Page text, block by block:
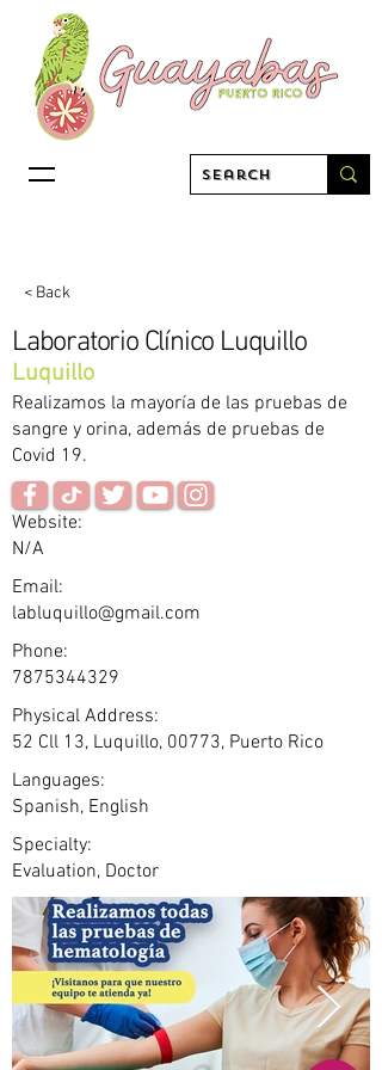
< Back
Laboratorio Clínico Luquillo
Luquillo
Realizamos la mayoría de las pruebas de
sangre y orina, además de pruebas de
Covid 19.
Website:
N/A
Email:
labluquillo@gmail.com
Phone:
7875344329
Physical Address:
52 Cll 13, Luquillo, 00773, Puerto Rico
Languages:
Spanish, English
Specialty:
Evaluation, Doctor